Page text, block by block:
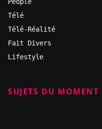
People
Télé
Télé-Réalité
Fait Divers
Lifestyle
SUJETS DU MOMENT